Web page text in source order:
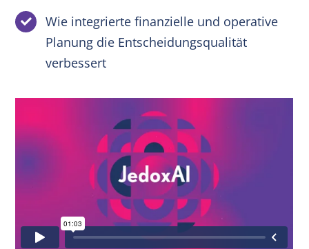
Wie integrierte finanzielle und operative
Planung die Entscheidungsqualität
verbessert